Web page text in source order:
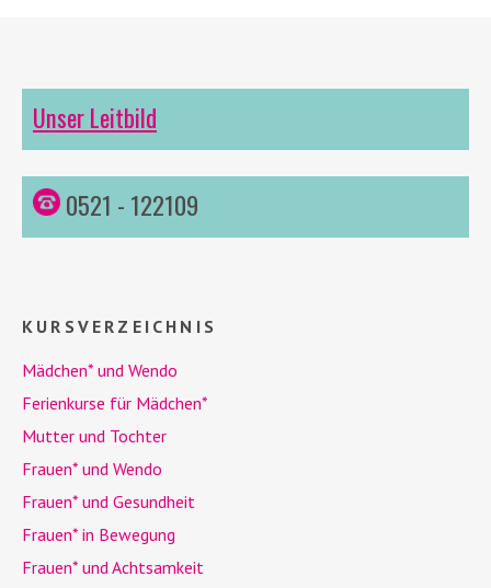
Unser Leitbild
0521 - 122109
KURSVERZEICHNIS
Mädchen* und Wendo
Ferienkurse für Mädchen*
Mutter und Tochter
Frauen* und Wendo
Frauen* und Gesundheit
Frauen* in Bewegung
Frauen* und Achtsamkeit